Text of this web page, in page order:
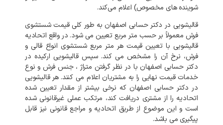
شوینده‌ های مخصوص) اعلام می‌کند.
قالیشویی در دکتر حسابی اصفهان به طور کلی قیمت شستشوی
فرش معمولاً بر حسب متر مربع تعیین می شود. در واقع اتحادیه
قالیشویی با تعیین قیمت هر متر مربع شستشوی انواع قالی و
فرش، نرخ آن را مشخص می کند.سپس قالیشویی ارکیده در
دکتر حسابی اصفهان با در نظر گرفتن متراژ ، جنس فرش و نوع
خدمات قیمت نهایی را به مشتریان اعلام می کنند.هر قالیشویی
در دکتر حسابی اصفهان که نرخی بیشتر از مقدار تعیین شده
اتحادیه را از مشتری دریافت کند، مرتکب عملی غیرقانونی شده
است و این موضوع از طریق اتحادیه و مراجع قانونی نیز قابل
پیگیری می باشد.